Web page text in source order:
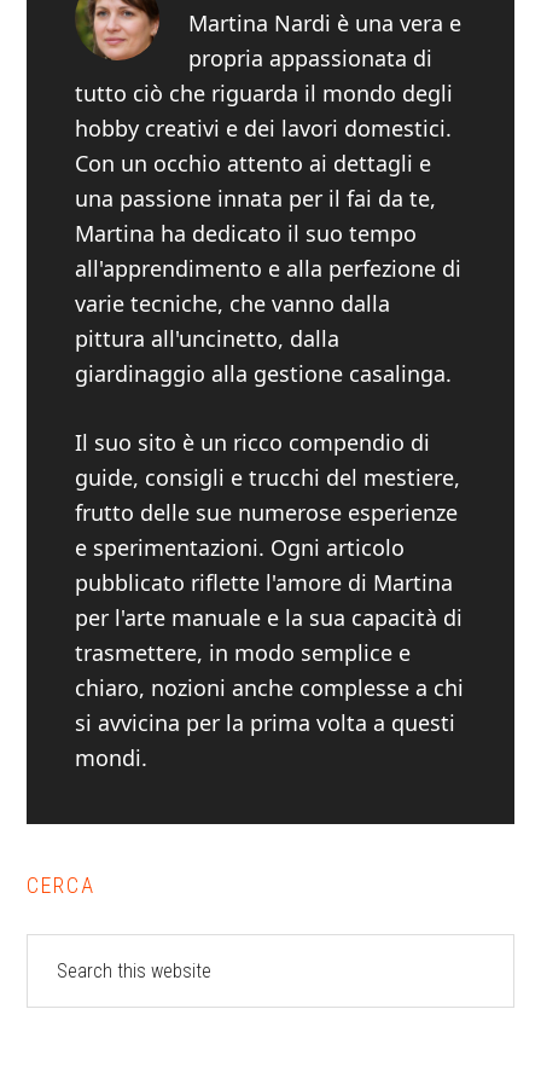
Martina Nardi è una vera e
propria appassionata di
tutto ciò che riguarda il mondo degli
hobby creativi e dei lavori domestici.
Con un occhio attento ai dettagli e
una passione innata per il fai da te,
Martina ha dedicato il suo tempo
all'apprendimento e alla perfezione di
varie tecniche, che vanno dalla
pittura all'uncinetto, dalla
giardinaggio alla gestione casalinga.
Il suo sito è un ricco compendio di
guide, consigli e trucchi del mestiere,
frutto delle sue numerose esperienze
e sperimentazioni. Ogni articolo
pubblicato riflette l'amore di Martina
per l'arte manuale e la sua capacità di
trasmettere, in modo semplice e
chiaro, nozioni anche complesse a chi
si avvicina per la prima volta a questi
mondi.
Primary
Sidebar
CERCA
website